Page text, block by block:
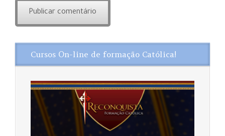
Cursos On-line de formação Católica!